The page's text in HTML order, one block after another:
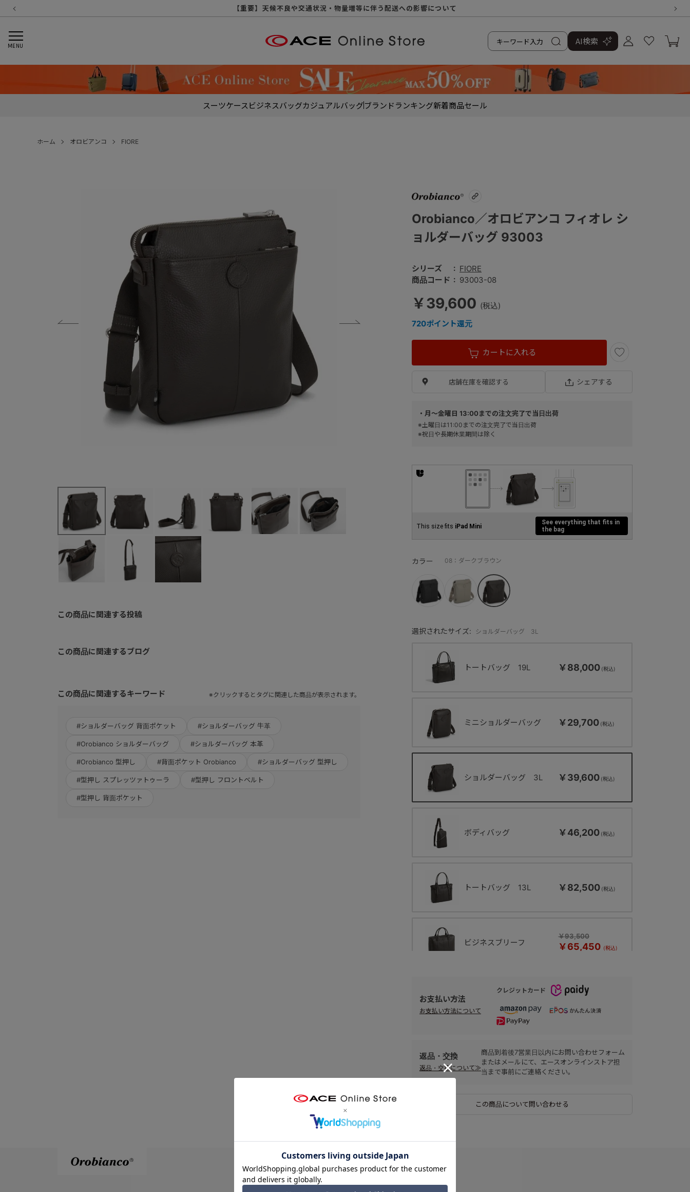
【重要】8/11（火・祝）休業及び配送スケジュールについて
【重要】令和８年熊本地震に伴う配送への影響について
【重要】納品書・領収書ペーパーレス化（電子化）のお知らせ
【重要】天候不良や交通状況・物量増等に伴う配送への影響について
【重要】悪質な詐欺サイトにご注意ください
【重要】各種メールが届かない場合に関しまして
【重要】お問い合わせのご対応に関しまして
【重要】SNSのなりすまし詐欺にご注意ください
MENU AI検索
スーツケースビジネスバッグカジュアルバッグブランドランキング新着商品セール
ホーム オロビアンコ FIORE
この商品に関連する投稿
この商品に関連するブログ
この商品に関連するキーワード ※クリックするとタグに関連した商品が表示されます。
#ショルダーバッグ 背面ポケット #ショルダーバッグ 牛革
#Orobianco ショルダーバッグ #ショルダーバッグ 本革
#Orobianco 型押し #背面ポケット Orobianco #ショルダーバッグ 型押し
#型押し スプレッツァトゥーラ #型押し フロントベルト
#型押し 背面ポケット
Orobianco／オロビアンコ フィオレ シ
ョルダーバッグ 93003
シリーズ FIORE
選択されたサイズ: ショルダーバッグ 3L
商品コード 93003-08
￥39,600
720ポイント還元
トートバッグ 19L ￥88,000
ミニショルダーバッグ ￥29,700
ショルダーバッグ 3L ￥39,600
ボディバッグ ￥46,200
トートバッグ 13L ￥82,500
ビジネスブリーフ
￥93,500
￥65,450
カラー 08：ダークブラウン
This size fits iPad Mini
See everything that fits in
the bag
カートに入れる
・月～金曜日 13:00までの注文完了で当日出荷
※土曜日は11:00までの注文完了で当日出荷
※祝日や長期休業期間は除く
この商品について問い合わせる
返品・交換
返品・交換について≫
商品到着後7営業日以内にお問い合わせフォーム
またはメールにて、エースオンラインストア担
当まで事前にご連絡ください。
店舗在庫を確認する シェアする
お支払い方法
お支払い方法について
クレジットカード